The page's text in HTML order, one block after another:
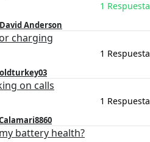
1 Respuesta
David Anderson
charging
1 Respuesta
oldturkey03
on calls
1 Respuesta
battery health?